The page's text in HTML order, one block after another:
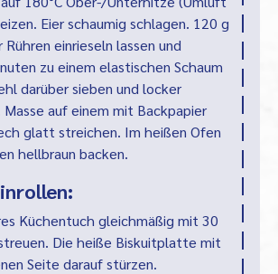
Eier schaumig schlagen. 120 g
einrieseln lassen und
zu einem elastischen Schaum
darüber sieben und locker
auf einem mit Backpapier
glatt streichen. Im heißen Ofen
hellbraun backen.
Küchentuch gleichmäßig mit 30
Die heiße Biskuitplatte mit
Seite darauf stürzen.